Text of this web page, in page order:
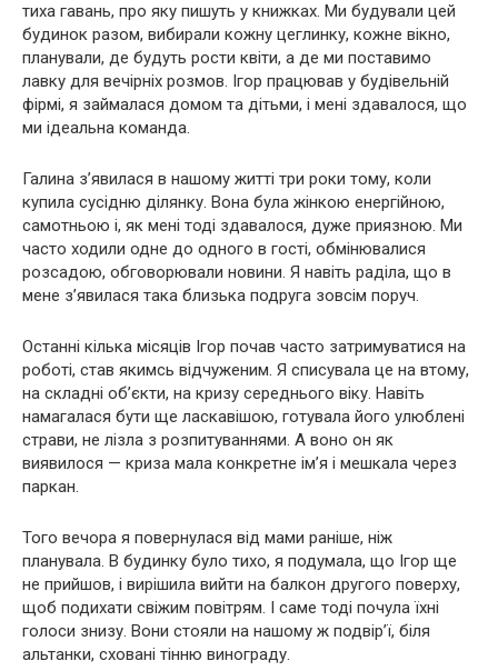
тиха гавань, про яку пишуть у книжках. Ми будували цей
будинок разом, вибирали кожну цеглинку, кожне вікно,
планували, де будуть рости квіти, а де ми поставимо
лавку для вечірніх розмов. Ігор працював у будівельній
фірмі, я займалася домом та дітьми, і мені здавалося, що
ми ідеальна команда.
Галина з’явилася в нашому житті три роки тому, коли
купила сусідню ділянку. Вона була жінкою енергійною,
самотньою і, як мені тоді здавалося, дуже приязною. Ми
часто ходили одне до одного в гості, обмінювалися
розсадою, обговорювали новини. Я навіть раділа, що в
мене з’явилася така близька подруга зовсім поруч.
Останні кілька місяців Ігор почав часто затримуватися на
роботі, став якимсь відчуженим. Я списувала це на втому,
на складні об’єкти, на кризу середнього віку. Навіть
намагалася бути ще ласкавішою, готувала його улюблені
страви, не лізла з розпитуваннями. А воно он як
виявилося — криза мала конкретне ім’я і мешкала через
паркан.
Того вечора я повернулася від мами раніше, ніж
планувала. В будинку було тихо, я подумала, що Ігор ще
не прийшов, і вирішила вийти на балкон другого поверху,
щоб подихати свіжим повітрям. І саме тоді почула їхні
голоси знизу. Вони стояли на нашому ж подвір’ї, біля
альтанки, сховані тінню винограду.